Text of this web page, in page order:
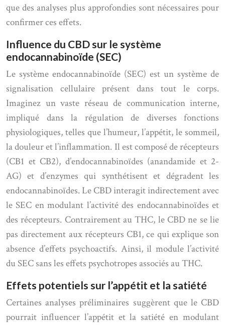
que des analyses plus approfondies sont nécessaires pour
confirmer ces effets.
Influence du CBD sur le système
endocannabinoïde (SEC)
Le système endocannabinoïde (SEC) est un système de
signalisation cellulaire présent dans tout le corps.
Imaginez un vaste réseau de communication interne,
impliqué dans la régulation de diverses fonctions
physiologiques, telles que l’humeur, l’appétit, le sommeil,
la douleur et l’inflammation. Il est composé de récepteurs
(CB1 et CB2), d’endocannabinoïdes (anandamide et 2-
AG) et d’enzymes qui synthétisent et dégradent les
endocannabinoïdes. Le CBD interagit indirectement avec
le SEC en modulant l’activité des endocannabinoïdes et
des récepteurs. Contrairement au THC, le CBD ne se lie
pas directement aux récepteurs CB1, ce qui explique son
absence d’effets psychoactifs. Ainsi, il module l’activité
du SEC sans les effets psychotropes associés au THC.
Effets potentiels sur l’appétit et la satiété
Certaines analyses préliminaires suggèrent que le CBD
pourrait influencer l’appétit et la satiété en modulant